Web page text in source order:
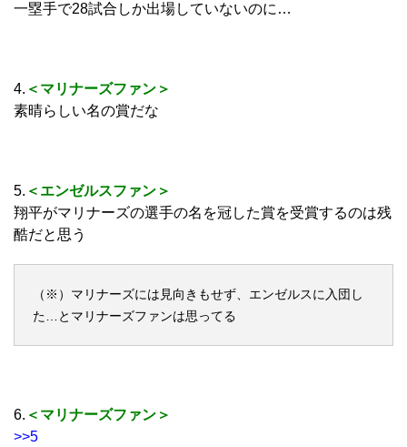
一塁手で28試合しか出場していないのに…
4. ＜マリナーズファン＞
素晴らしい名の賞だな
5. ＜エンゼルスファン＞
翔平がマリナーズの選手の名を冠した賞を受賞するのは残
酷だと思う
（※）マリナーズには見向きもせず、エンゼルスに入団し
た…とマリナーズファンは思ってる
6. ＜マリナーズファン＞
>>5